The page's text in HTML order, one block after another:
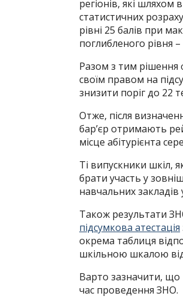
регіонів, які
статистичних
рівні 25 балів при
поглибленого рівня –
Разом з тим рішення
своїм правом на
знизити поріг до 22
Отже, після
бар’єр отримають
місце абітурієнта
Ті випускники шкіл,
брати участь у
навчальних закладів
Також результати
підсумкова атестація
окрема таблиця
шкільною шкалою
Варто зазначити, що
час проведення ЗНО.